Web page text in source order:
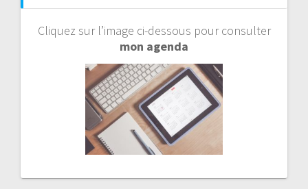
Cliquez sur l’image ci-dessous pour consulter
mon agenda